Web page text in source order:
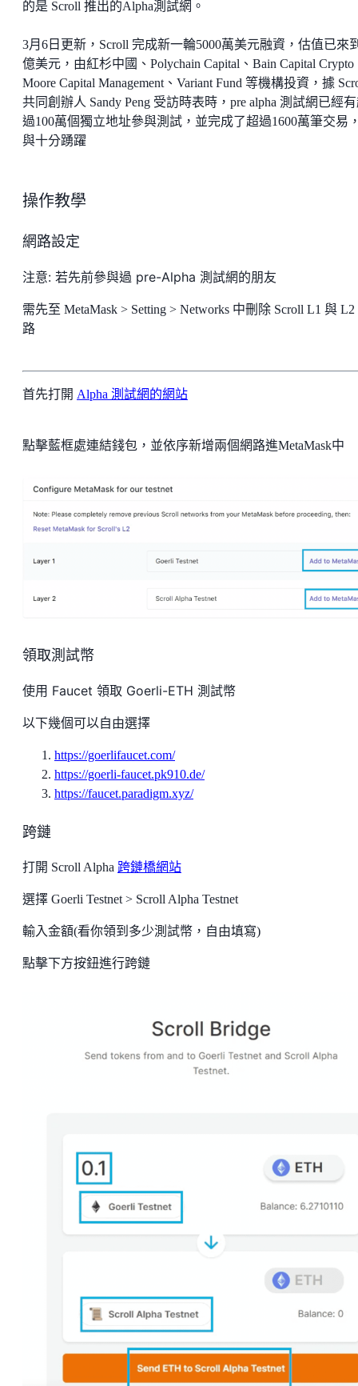
的是 Scroll 推出的Alpha測試網。
3月6日更新，Scroll 完成新一輪5000萬美元融資，估值已來
億美元，由紅杉中國、Polychain Capital、Bain Capital Crypto
Moore Capital Management、Variant Fund 等機構投資，據
共同創辦人 Sandy Peng 受訪時表時，pre alpha 測試網已經
過100萬個獨立地址參與測試，並完成了超過1600萬筆交易
與十分踴躍
操作教學
網路設定
注意: 若先前參與過 pre-Alpha 測試網的朋友
需先至 MetaMask > Setting > Networks 中刪除 Scroll L1 與 L2
路
首先打開 Alpha 測試網的網站
點擊藍框處連結錢包，並依序新增兩個網路進MetaMask中
領取測試幣
使用 Faucet 領取 Goerli-ETH 測試幣
以下幾個可以自由選擇
https://goerlifaucet.com/
https://goerli-faucet.pk910.de/
https://faucet.paradigm.xyz/
跨鏈
打開 Scroll Alpha 跨鏈橋網站
選擇 Goerli Testnet > Scroll Alpha Testnet
輸入金額(看你領到多少測試幣，自由填寫)
點擊下方按鈕進行跨鏈